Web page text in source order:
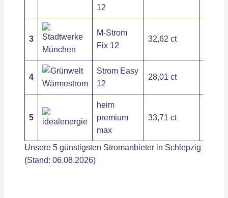
12
3
M-Strom
Fix 12
32,62 ct
4
Strom Easy
12
28,01 ct
5
heim
premium
max
33,71 ct
Unsere 5 günstigsten Stromanbieter in Schlepzig
(Stand: 06.08.2026)